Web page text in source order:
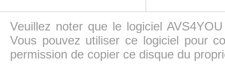
Veuillez noter que le logiciel
Vous pouvez utiliser ce logiciel pour
permission de copier ce disque du